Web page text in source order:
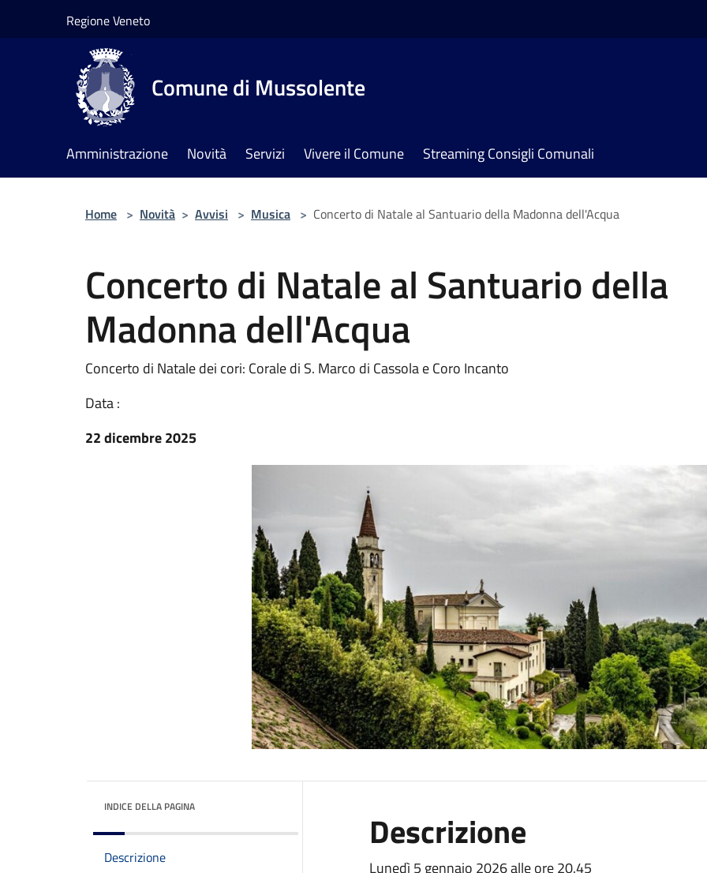
Regione Veneto
Comune di Mussolente
Amministrazione Novità Servizi Vivere il Comune Streaming Consigli Comunali
Home > Novità > Avvisi > Musica > Concerto di Natale al Santuario della Madonna dell'Acqua
Concerto di Natale al Santuario della
Madonna dell'Acqua
Concerto di Natale dei cori: Corale di S. Marco di Cassola e Coro Incanto
Data :
22 dicembre 2025
INDICE DELLA PAGINA
Descrizione
Descrizione
Lunedì 5 gennaio 2026 alle ore 20.45